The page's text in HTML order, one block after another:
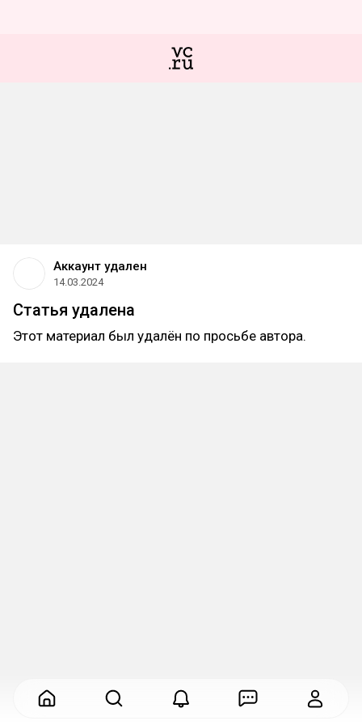
Аккаунт удален
14.03.2024
Статья удалена
Этот материал был удалён по просьбе автора.